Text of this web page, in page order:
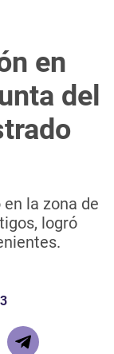
en
del
la zona de
logró